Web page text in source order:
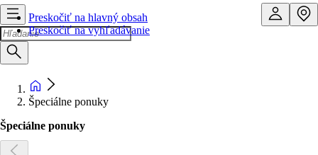
Preskočiť na hlavný obsah
Preskočiť na vyhľadávanie
Špeciálne ponuky
Špeciálne ponuky